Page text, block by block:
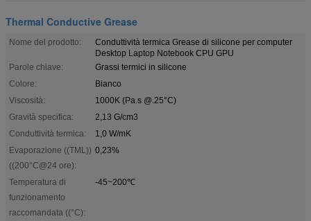
Thermal Conductive Grease
Nome del prodotto:
Conduttività termica Grease di silicone per computer
Desktop Laptop Notebook CPU GPU
Parole chiave:
Grassi termici in silicone
Colore:
Bianco
Viscosità:
1000K (Pa.s @.25°C)
Gravità specifica:
2,13 G/cm3
Conduttività termica:
1,0 W/mK
Evaporazione ((TML))
((200°C@24 ore):
0,23%
Temperatura di
funzionamento
raccomandata ((°C):
-45~200℃